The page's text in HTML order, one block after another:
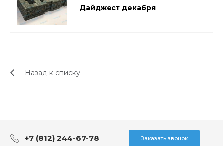
Дайджест декабря
Назад к списку
+7 (812) 244-67-78 Заказать звонок